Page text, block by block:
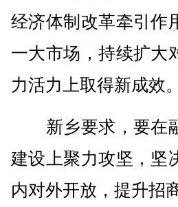
经济体制改革牵引作
一大市场，持续扩大
力活力上取得新成效。
新乡要求，要在
建设上聚力攻坚，坚
内对外开放，提升招